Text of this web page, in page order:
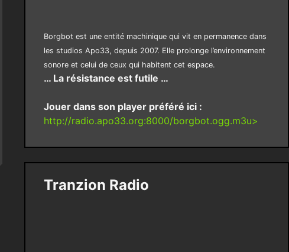
Borgbot est une entité machinique qui vit en permanence dans
les studios Apo33, depuis 2007. Elle prolonge l’environnement
sonore et celui de ceux qui habitent cet espace.
… La résistance est futile …
Jouer dans son player préféré ici :
http://radio.apo33.org:8000/borgbot.ogg.m3u>
Tranzion Radio